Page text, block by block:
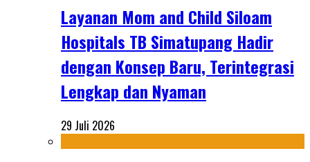
Layanan Mom and Child Siloam
Hospitals TB Simatupang Hadir
dengan Konsep Baru, Terintegrasi
Lengkap dan Nyaman
29 Juli 2026